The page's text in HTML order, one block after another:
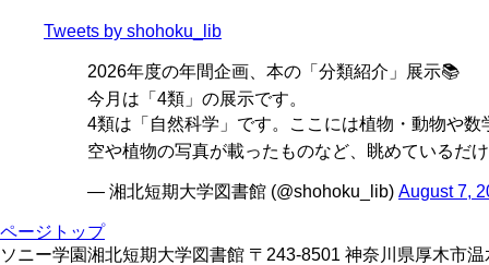
Tweets by shohoku_lib
2026年度の年間企画、本の「分類紹介」展示📚
今月は「4類」の展示です。
4類は「自然科学」です。ここには植物・動物や
空や植物の写真が載ったものなど、眺めているだ
— 湘北短期大学図書館 (@shohoku_lib) August 7,
ページトップ
ソニー学園湘北短期大学図書館 〒243-8501 神奈川県厚木市